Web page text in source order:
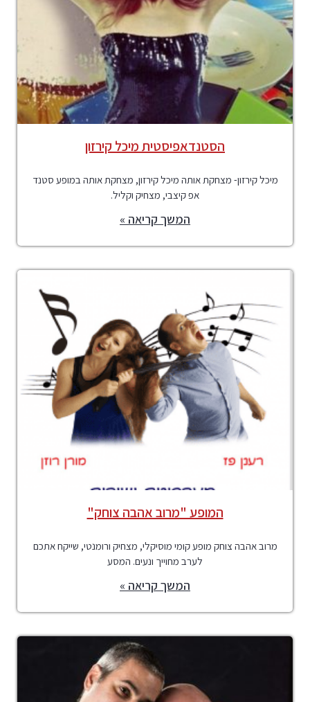
הסטנדאפיסטית מיכל קירזון
מיכל קירזון- מצחקת אותה מיכל קירזון, מצחקת אותה במופע סטנד
אפ קיצבי, מצחיק וקליל.
המשך קריאה »
המופע "מרוב אהבה צוחק"
מרוב אהבה צוחק מופע קומי מוסיקלי, מצחיק ורומנטי, שייקח אתכם
לערב מחוייך ונעים. המסע
המשך קריאה »